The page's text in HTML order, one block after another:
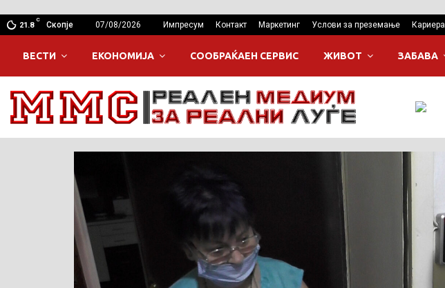
21.8
C
Скопје 07/08/2026 Импресум Контакт Маркетинг Услови за преземање Кариера
ВЕСТИ ЕКОНОМИЈА СООБРАЌАЕН СЕРВИС ЖИВОТ ЗАБАВА